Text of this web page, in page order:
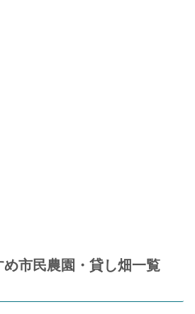
市民農園・貸し畑一覧